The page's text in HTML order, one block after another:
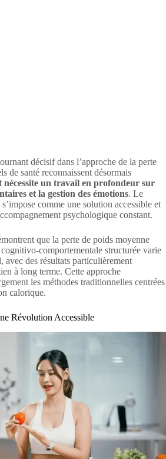
décisif dans l’approche de la perte
de santé reconnaissent désormais
un travail en profondeur sur
et la gestion des émotions. Le
comme une solution accessible et
psychologique constant.
que la perte de poids moyenne
comportementale structurée varie
des résultats particulièrement
à long terme. Cette approche
les méthodes traditionnelles centrées
calorique.
Révolution Accessible